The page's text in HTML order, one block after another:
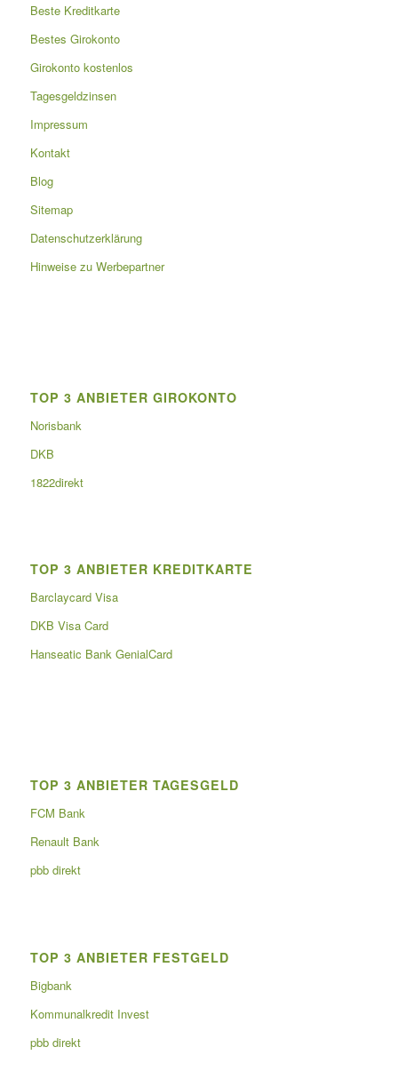
Beste Kreditkarte
Bestes Girokonto
Girokonto kostenlos
Tagesgeldzinsen
Impressum
Kontakt
Blog
Sitemap
Datenschutzerklärung
Hinweise zu Werbepartner
TOP 3 ANBIETER GIROKONTO
Norisbank
DKB
1822direkt
TOP 3 ANBIETER KREDITKARTE
Barclaycard Visa
DKB Visa Card
Hanseatic Bank GenialCard
TOP 3 ANBIETER TAGESGELD
FCM Bank
Renault Bank
pbb direkt
TOP 3 ANBIETER FESTGELD
Bigbank
Kommunalkredit Invest
pbb direkt